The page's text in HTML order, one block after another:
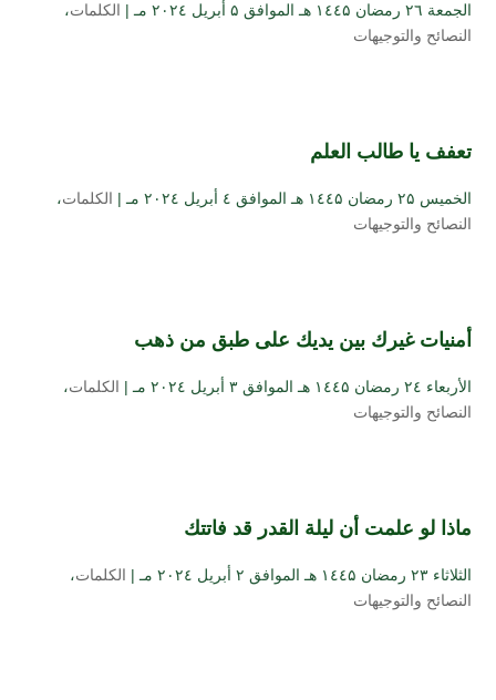
الجمعة ۲٦ رمضان ۱٤٤۵ هـ الموافق ۵ أبريل ۲۰۲٤ مـ | الكلمات،
النصائح والتوجيهات
تعفف يا طالب العلم
الخميس ۲۵ رمضان ۱٤٤۵ هـ الموافق ٤ أبريل ۲۰۲٤ مـ | الكلمات،
النصائح والتوجيهات
أمنيات غيرك بين يديك على طبق من ذهب
الأربعاء ۲٤ رمضان ۱٤٤۵ هـ الموافق ۳ أبريل ۲۰۲٤ مـ | الكلمات،
النصائح والتوجيهات
ماذا لو علمت أن ليلة القدر قد فاتتك
الثلاثاء ۲۳ رمضان ۱٤٤۵ هـ الموافق ۲ أبريل ۲۰۲٤ مـ | الكلمات،
النصائح والتوجيهات